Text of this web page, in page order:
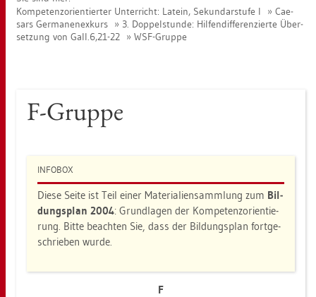
Kom­pe­tenz­ori­en­tier­ter Un­ter­richt: La­tein, Se­kun­dar­stu­fe I
Cae­
sars Ger­ma­nen­ex­kurs
3. Dop­pel­stun­de: Hil­fen­dif­fe­ren­zier­te Über­
set­zung von Gall.6,21-22
WSF-Grup­pe
F-Grup­pe
IN­FO­BOX
Diese Seite ist Teil einer Ma­te­ria­li­en­samm­lung zum Bil­
dungs­plan 2004: Grund­la­gen der Kom­pe­tenz­ori­en­tie­
rung. Bitte be­ach­ten Sie, dass der Bil­dungs­plan fort­ge­
schrie­ben wurde.
F